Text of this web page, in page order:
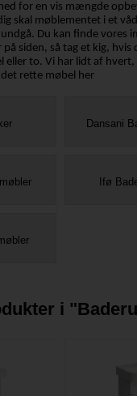
for en vis mængde
skal møblementet i et
Du kan finde vores
siden, så tag et kig, hvis
eller to. Vi har lidt af hvert,
rette møbel her
Dansani
Ifø
i "